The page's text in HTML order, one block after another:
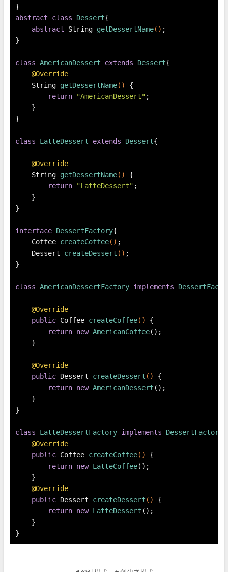
}
abstract
class Dessert{
abstract String getDessertName() ;
}
class AmericanDessert extends Dessert{
@Override
    String
getDessertName()
{
return
"AmericanDessert" ;
    }
}
class LatteDessert extends Dessert{
@Override
    String
getDessertName()
{
return
"LatteDessert" ;
    }
}
interface DessertFactory{
    Coffee
createCoffee() ;
    Dessert
createDessert () ;
}
class AmericanDessertFactory implements
@Override
public Coffee createCoffee()
{
return new AmericanCoffee();
    }
@Override
public Dessert createDessert ()
{
return new AmericanDessert ();
    }
}
class LatteDessertFactory implements DessertFactory
@Override
public Coffee createCoffee()
{
return new LatteCoffee();
    }
@Override
public Dessert createDessert ()
{
return new LatteDessert ();
    }
}